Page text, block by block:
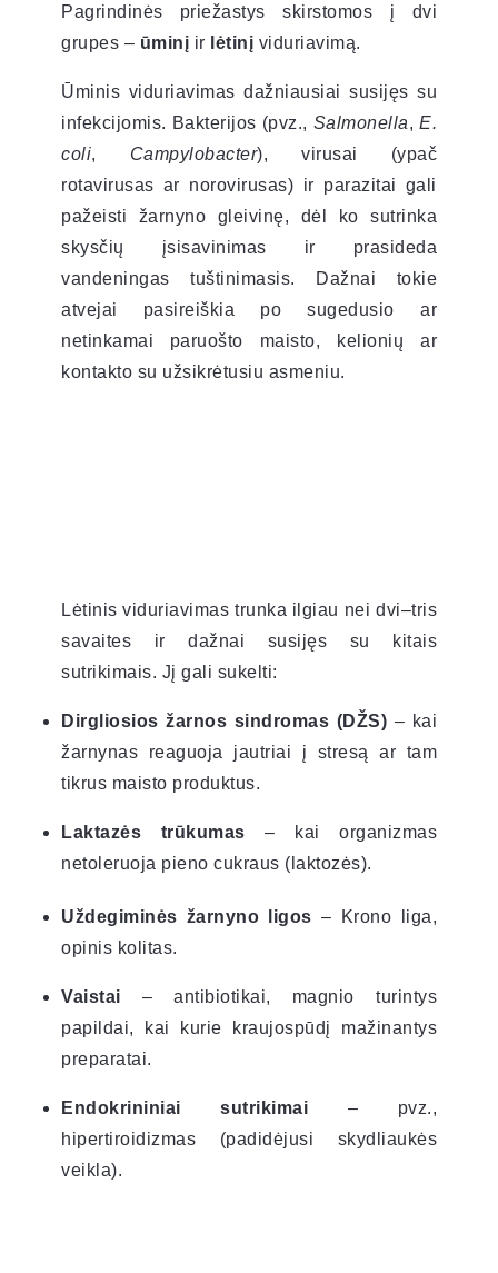
Pagrindinės priežastys skirstomos į dvi
grupes – ūminį ir lėtinį viduriavimą.
Ūminis viduriavimas dažniausiai susijęs su
infekcijomis. Bakterijos (pvz., Salmonella, E.
coli, Campylobacter), virusai (ypač
rotavirusas ar norovirusas) ir parazitai gali
pažeisti žarnyno gleivinę, dėl ko sutrinka
skysčių įsisavinimas ir prasideda
vandeningas tuštinimasis. Dažnai tokie
atvejai pasireiškia po sugedusio ar
netinkamai paruošto maisto, kelionių ar
kontakto su užsikrėtusiu asmeniu.
Lėtinis viduriavimas trunka ilgiau nei dvi–tris
savaites ir dažnai susijęs su kitais
sutrikimais. Jį gali sukelti:
Dirgliosios žarnos sindromas (DŽS) – kai
žarnynas reaguoja jautriai į stresą ar tam
tikrus maisto produktus.
Laktazės trūkumas – kai organizmas
netoleruoja pieno cukraus (laktozės).
Uždegiminės žarnyno ligos – Krono liga,
opinis kolitas.
Vaistai – antibiotikai, magnio turintys
papildai, kai kurie kraujospūdį mažinantys
preparatai.
Endokrininiai sutrikimai – pvz.,
hipertiroidizmas (padidėjusi skydliaukės
veikla).